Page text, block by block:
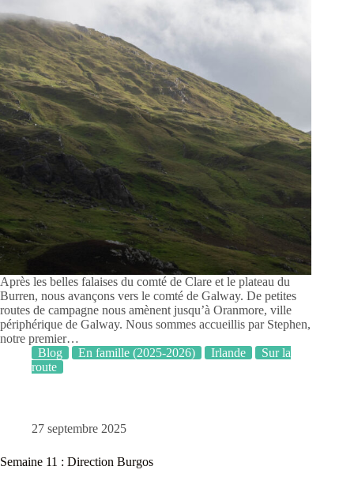
Après les belles falaises du comté de Clare et le plateau du
Burren, nous avançons vers le comté de Galway. De petites
routes de campagne nous amènent jusqu’à Oranmore, ville
périphérique de Galway. Nous sommes accueillis par Stephen,
notre premier…
Blog
En famille (2025-2026) Irlande
Sur la
route
27 septembre 2025
Semaine 11 : Direction Burgos